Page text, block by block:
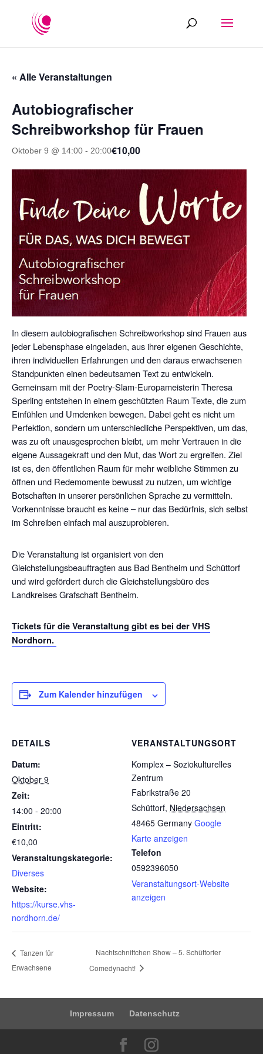
« Alle Veranstaltungen
Autobiografischer
Schreibworkshop für Frauen
Oktober 9 @ 14:00 - 20:00€10,00
In diesem autobiografischen Schreibworkshop sind Frauen aus
jeder Lebensphase eingeladen, aus ihrer eigenen Geschichte,
ihren individuellen Erfahrungen und den daraus erwachsenen
Standpunkten einen bedeutsamen Text zu entwickeln.
Gemeinsam mit der Poetry-Slam-Europameisterin Theresa
Sperling entstehen in einem geschützten Raum Texte, die zum
Einfühlen und Umdenken bewegen. Dabei geht es nicht um
Perfektion, sondern um unterschiedliche Perspektiven, um das,
was zu oft unausgesprochen bleibt, um mehr Vertrauen in die
eigene Aussagekraft und den Mut, das Wort zu ergreifen. Ziel
ist es, den öffentlichen Raum für mehr weibliche Stimmen zu
öffnen und Redemomente bewusst zu nutzen, um wichtige
Botschaften in unserer persönlichen Sprache zu vermitteln.
Vorkenntnisse braucht es keine – nur das Bedürfnis, sich selbst
im Schreiben einfach mal auszuprobieren.
Die Veranstaltung ist organisiert von den
Gleichstellungsbeauftragten aus Bad Bentheim und Schüttorf
und wird gefördert durch die Gleichstellungsbüro des
Landkreises Grafschaft Bentheim.
Tickets für die Veranstaltung gibt es bei der VHS
Nordhorn.
Zum Kalender hinzufügen
DETAILS
Datum:
Oktober 9
Zeit:
14:00 - 20:00
Eintritt:
€10,00
Veranstaltungskategorie:
Diverses
Website:
https://kurse.vhs-
nordhorn.de/
VERANSTALTUNGSORT
Komplex – Soziokulturelles
Zentrum
Fabrikstraße 20
Schüttorf, Niedersachsen
48465 Germany Google
Karte anzeigen
Telefon
0592396050
Veranstaltungsort-Website
anzeigen
Tanzen für
Erwachsene
Nachtschnittchen Show – 5. Schüttorfer
Comedynacht!
Impressum Datenschutz